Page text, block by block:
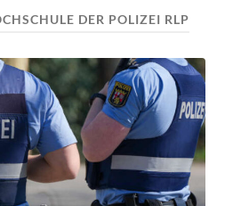
DER POLIZEI RLP